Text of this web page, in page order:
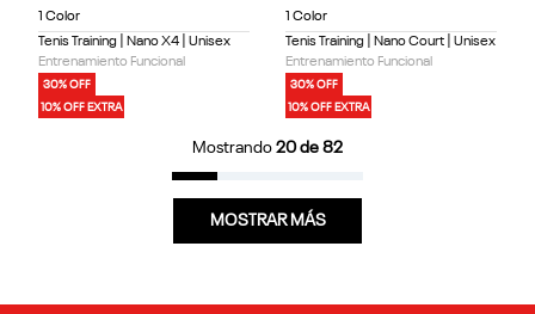
1 Color
Tenis Training | Nano X4 | Unisex
Entrenamiento Funcional
30% OFF
10% OFF EXTRA
1 Color
Tenis Training | Nano Court | Unisex
Entrenamiento Funcional
30% OFF
10% OFF EXTRA
Mostrando 20 de 82
MOSTRAR MÁS